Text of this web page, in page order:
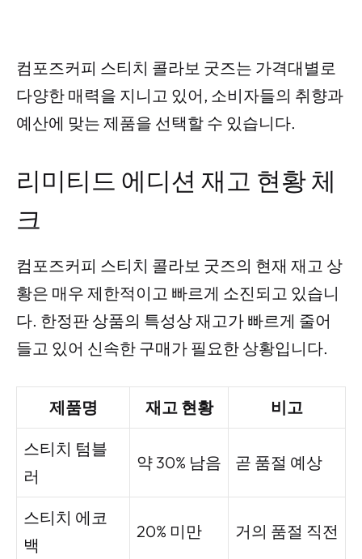
컴포즈커피 스티치 콜라보 굿즈는 가격대별로
다양한 매력을 지니고 있어, 소비자들의 취향과
예산에 맞는 제품을 선택할 수 있습니다.
리미티드 에디션 재고 현황 체
크
컴포즈커피 스티치 콜라보 굿즈의 현재 재고 상
황은 매우 제한적이고 빠르게 소진되고 있습니
다. 한정판 상품의 특성상 재고가 빠르게 줄어
들고 있어 신속한 구매가 필요한 상황입니다.
제품명 재고 현황 비고
스티치 텀블
러
약 30% 남음 곧 품절 예상
스티치 에코
백
20% 미만 거의 품절 직전